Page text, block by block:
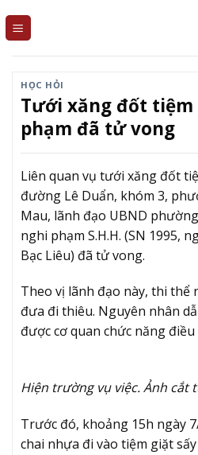
HỌC HỎI
Tưới xăng đốt tiệm
phạm đã tử vong
Liên quan vụ tưới xăng đốt
đường Lê Duẩn, khóm 3,
Mau, lãnh đạo UBND
nghi phạm S.H.H. (SN 1995,
Bạc Liêu) đã tử vong.
Theo vị lãnh đạo này, thi thể
đưa đi thiêu. Nguyên nhân
được cơ quan chức năng
Hiện trường vụ việc. Ảnh cắt
Trước đó, khoảng 15h ngày
chai nhựa đi vào tiệm giặt sấy